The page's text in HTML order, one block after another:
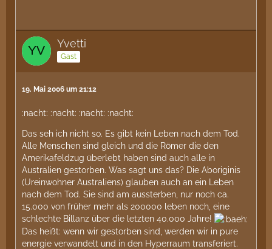
Yvetti
Gast
19. Mai 2006 um 21:12
:nacht: :nacht: :nacht: :nacht:
Das seh ich nicht so. Es gibt kein Leben nach dem Tod.
Alle Menschen sind gleich und die Römer die den
Amerikafeldzug überlebt haben sind auch alle in
Australien gestorben. Was sagt uns das? Die Aboriginis
(Ureinwohner Australiens) glauben auch an ein Leben
nach dem Tod. Sie sind am aussterben, nur noch ca.
15.000 von früher mehr als 200000 leben noch, eine
schlechte Billanz über die letzten 40.000 Jahre!
Das heißt: wenn wir gestorben sind, werden wir in pure
energie verwandelt und in den Hyperraum transferiert.